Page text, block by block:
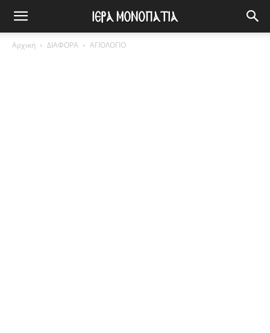
Αρχική ΔΙΑΦΟΡΑ ΑΓΙΟΛΟΓΙΟ